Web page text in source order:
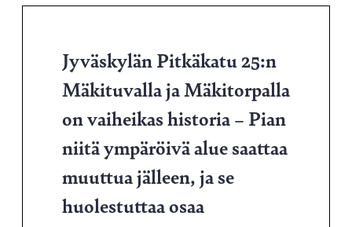
Jyväskylän Pitkäkatu 25:n
Mäkituvalla ja Mäkitorpalla
on vaiheikas historia – Pian
niitä ympäröivä alue saattaa
muuttua jälleen, ja se
huolestuttaa osaa